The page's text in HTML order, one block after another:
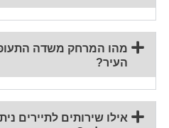
מהו המרחק משדה
העיר?
אילו שירותים לתיירים